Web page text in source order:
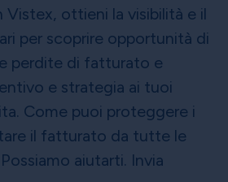
Vistex, ottieni la visibilità e il
per scoprire opportunità di
perdite di fatturato e
e strategia ai tuoi
Come puoi proteggere i
il fatturato da tutte le
aiutarti. Invia